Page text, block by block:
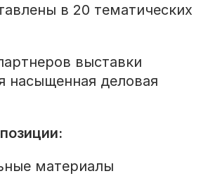
в 20 тематических
выставки
насыщенная деловая
материалы